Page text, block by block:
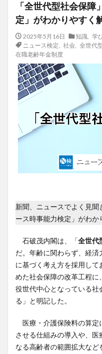
「全世代型社会保
定」がわかりやすく
2025年5月16日 知識 学
ニュース検定
社会, 全世代
在職老齢年金制度
新聞、ニュースでよく見聞
ース時事能力検定」がわか
石破茂内閣は、「全世代
だ。年齢に関わらず、経済
に基づく考え方を採用して
めた社会保障の改革工程に
役世代中心となっている
る」と明記した。
医療・介護保険料の算定
させる仕組みの導入や、
なる高齢者の範囲拡大な